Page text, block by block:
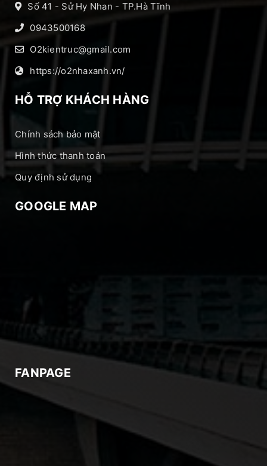
Số 41 - Sử Hy Nhan - TP.Hà Tĩnh
0943500168
O2kientruc@gmail.com
https://o2nhaxanh.vn/
HỖ TRỢ KHÁCH HÀNG
Chính sách bảo mật
Hình thức thanh toán
Quy định sử dụng
GOOGLE MAP
FANPAGE